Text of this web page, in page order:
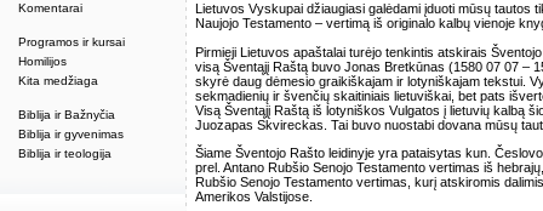
Komentarai
Programos ir kursai
Homilijos
Kita medžiaga
Biblija ir Bažnyčia
Biblija ir gyvenimas
Biblija ir teologija
Lietuvos Vyskupai džiaugiasi galėdami įduoti mūsų
Naujojo Testamento – vertimą iš originalo kalbų vienoje
Pirmieji Lietuvos apaštalai turėjo tenkintis atskirais
visą Šventąjį Raštą buvo Jonas Bretkūnas (1580 07 07 –
skyrė daug dėmesio graikiškajam ir lotyniškajam tekstui.
sekmadienių ir švenčių skaitiniais lietuviškai, bet pats
Visą Šventąjį Raštą iš lotyniškos Vulgatos į lietuvių kalbą
Juozapas Skvireckas. Tai buvo nuostabi dovana mūsų
Šiame Šventojo Rašto leidinyje yra pataisytas kun.
prel. Antano Rubšio Senojo Testamento vertimas iš
Rubšio Senojo Testamento vertimas, kurį atskiromis
Amerikos Valstijose.